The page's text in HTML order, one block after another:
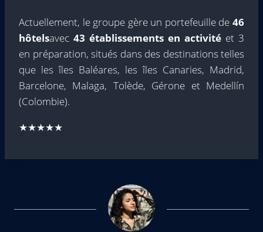
Actuellement, le groupe gère un portefeuille de 46
hôtelsavec 43 établissements en activité et 3
en préparation, situés dans des destinations telles
que les îles Baléares, les îles Canaries, Madrid,
Barcelone, Malaga, Tolède, Gérone et Medellín
(Colombie).
★★★★★